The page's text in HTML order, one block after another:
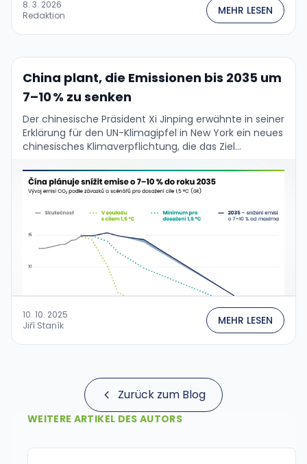
8. 3. 2026
Redaktion
MEHR LESEN
China plant, die Emissionen bis 2035 um
7–10 % zu senken
Der chinesische Präsident Xi Jinping erwähnte in seiner
Erklärung für den UN-Klimagipfel in New York ein neues
chinesisches Klimaverpflichtung, die das Ziel
Treibhausgasemissionen in der …
10. 10. 2025
Jiří Staník
MEHR LESEN
Zurück zum Blog
WEITERE ARTIKEL DES AUTORS